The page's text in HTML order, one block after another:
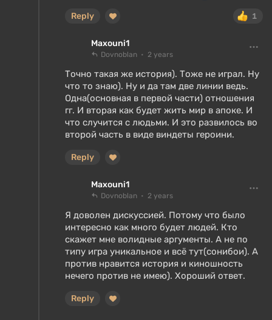
1
Reply
Maxouni1
Dovnoblan 2 years
Точно такая же история). Тоже не играл. Ну
что то знаю). Ну и да там две линии ведь.
Одна(основная в первой части) отношения
гг. И вторая как будет жить мир в апоке. И
что случится с людьми. И это развилось во
второй часть в виде виндеты героини.
Reply
Maxouni1
Dovnoblan 2 years
Я доволен дискуссией. Потому что было
интересно как много будет людей. Кто
скажет мне волидные аргументы. А не по
типу игра уникальное и всё тут(сонибои). А
против нравится история и киношность
нечего против не имею). Хороший ответ.
Reply